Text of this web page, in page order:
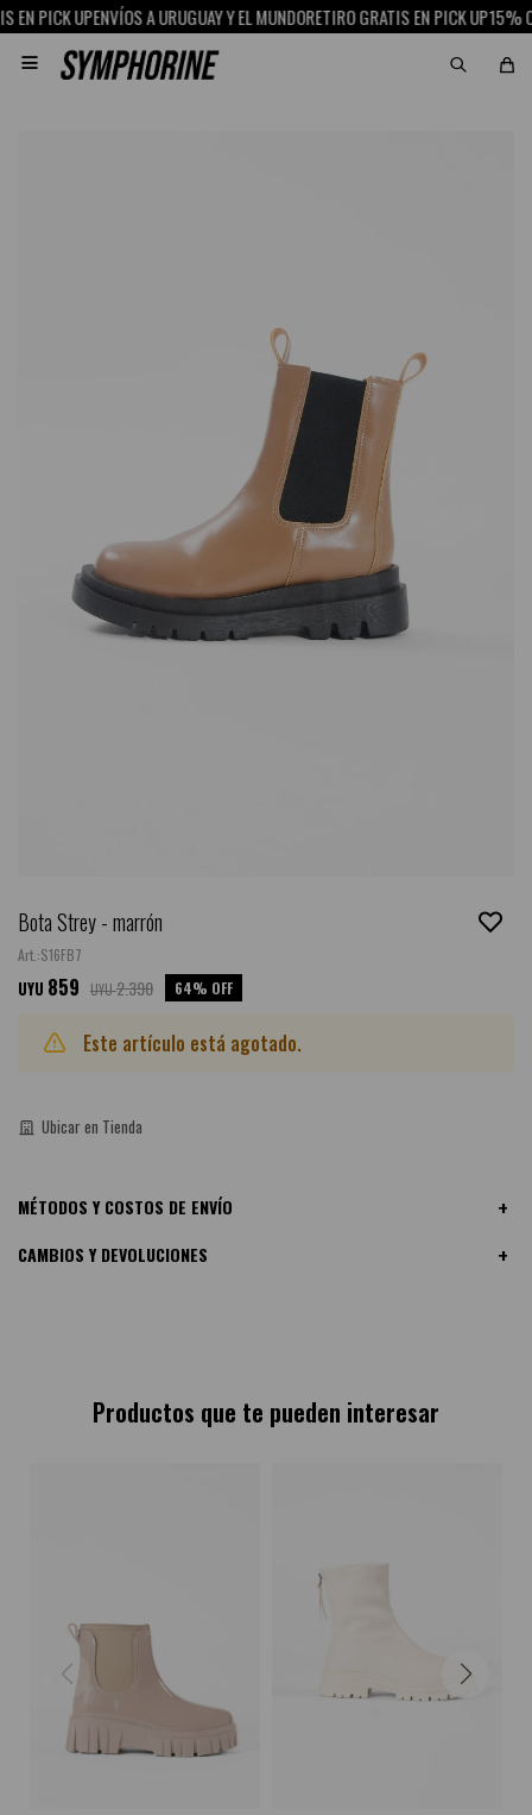
PICK UPENVÍOS A URUGUAY Y EL MUNDORETIRO GRATIS EN PICK UP15%

Bota Strey - marrón
S16FB7
UYU 859 UYU2.390 64
Este artículo está agotado.
Ubicar en Tienda
MÉTODOS Y COSTOS DE ENVÍO
CAMBIOS Y DEVOLUCIONES
Productos que te pueden interesar